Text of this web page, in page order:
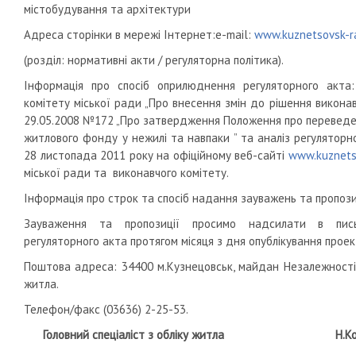
містобудування та архітектури
Адреса сторінки в мережі Інтернет:e-mail: www.kuznetsovsk-
(розділ: нормативні акти / регуляторна політика).
Інформація про спосіб оприлюднення регуляторного
комітету міської ради „Про внесення змін до рішення
29.05.2008 №172 „Про затвердження Положення про
житлового фонду у нежилі та навпаки ” та аналіз
28 листопада 2011 року на офіційному веб-сайті
міської ради та виконавчого комітету.
Інформація про строк та спосіб надання зауважень та
Зауваження та пропозиції просимо надсилати в
регуляторного акта протягом місяця з дня опублікування
Поштова адреса: 34400 м.Кузнецовськ, майдан
житла.
Телефон/факс (03636) 2-25-53.
Головний спеціаліст з обліку житла